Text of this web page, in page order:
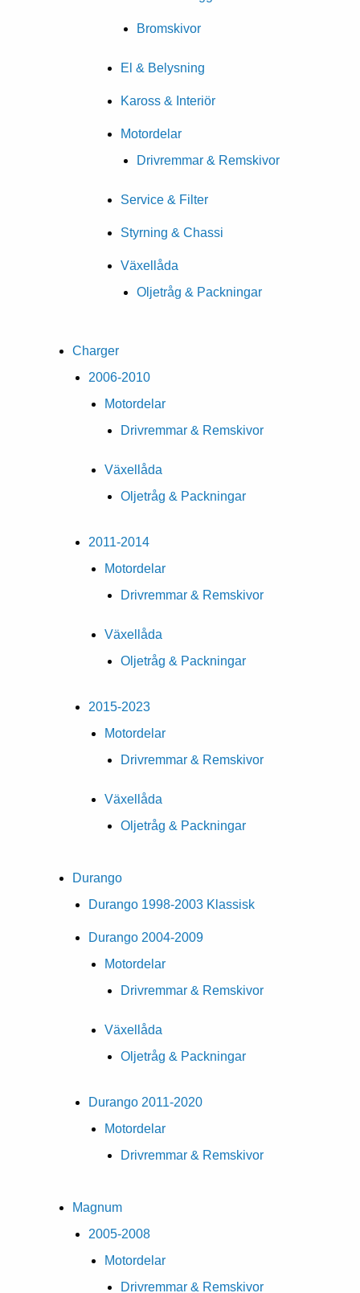
Bromskivor
El & Belysning
Kaross & Interiör
Motordelar
Drivremmar & Remskivor
Service & Filter
Styrning & Chassi
Växellåda
Oljetråg & Packningar
Charger
2006-2010
Motordelar
Drivremmar & Remskivor
Växellåda
Oljetråg & Packningar
2011-2014
Motordelar
Drivremmar & Remskivor
Växellåda
Oljetråg & Packningar
2015-2023
Motordelar
Drivremmar & Remskivor
Växellåda
Oljetråg & Packningar
Durango
Durango 1998-2003 Klassisk
Durango 2004-2009
Motordelar
Drivremmar & Remskivor
Växellåda
Oljetråg & Packningar
Durango 2011-2020
Motordelar
Drivremmar & Remskivor
Magnum
2005-2008
Motordelar
Drivremmar & Remskivor